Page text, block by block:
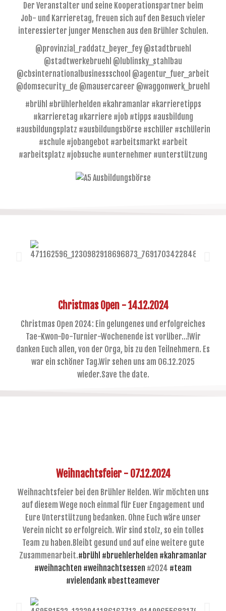
Der Veranstalter und seine Kooperationspartner beim
Job- und Karrieretag, freuen sich auf den Besuch vieler
interessierter junger Menschen aus den Brühler Schulen.
@provinzial_raddatz_beyer_fey @stadtbruehl
@stadtwerkebruehl @lublinsky_stahlbau
@cbsinternationalbusinessschool @agentur_fuer_arbeit
@domsecurity_de @mausercareer @waggonwerk_bruehl
#brühl #brühlerhelden #kahramanlar #karrieretipps
#karrieretag #karriere #job #tipps #ausbildung
#ausbildungsplatz #ausbildungsbörse #schüler #schülerin
#schule #jobangebot #arbeitsmarkt #arbeit
#arbeitsplatz #jobsuche #unternehmer #unterstützung
Christmas Open - 14.12.2024
Christmas Open 2024: Ein gelungenes und erfolgreiches
Tae-Kwon-Do-Turnier-Wochenende ist vorüber...!Wir
danken Euch allen, von der Orga, bis zu den Teilnehmern. Es
war ein schöner Tag.Wir sehen uns am 06.12.2025
wieder.Save the date.
Weihnachtsfeier - 07.12.2024
Weihnachtsfeier bei den Brühler Helden. Wir möchten uns
auf diesem Wege noch einmal für Euer Engagement und
Eure Unterstützung bedanken. Ohne Euch wäre unser
Verein nicht so erfolgreich. Wir sind stolz, so ein tolles
Team zu haben.Bleibt gesund und auf eine weitere gute
Zusammenarbeit.#brühl #bruehlerhelden #kahramanlar
#weihnachten #weihnachtsessen #2024 #team
#vielendank #bestteamever